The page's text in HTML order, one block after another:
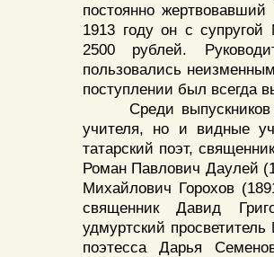
постоянно
1913 году он с
2500 рублей.
пользовались
поступлении был всегда
Среди выпускников
учителя, но и видные
татарский поэт,
Роман Павлович Даулей
Михайлович Горохов
священник Давид
удмуртский
поэтесса Дарья